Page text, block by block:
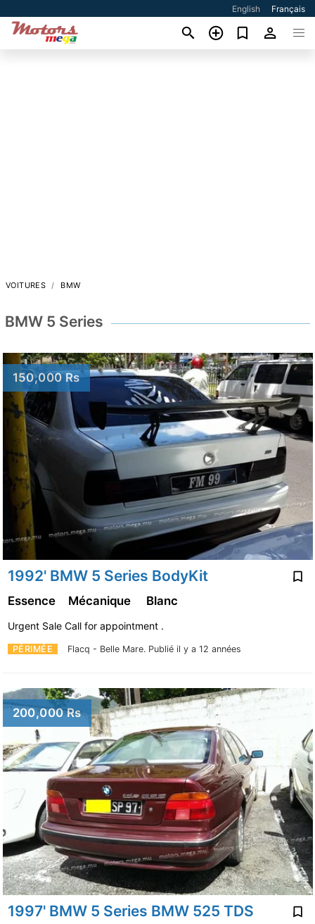
English Français
VOITURES BMW
BMW 5 Series
150,000 Rs
1992' BMW 5 Series BodyKit
PÉRIMÉE Flacq - Belle Mare. Publié il y a 12 années
Essence Mécanique Blanc
Urgent Sale Call for appointment .
200,000 Rs
1997' BMW 5 Series BMW 525 TDS